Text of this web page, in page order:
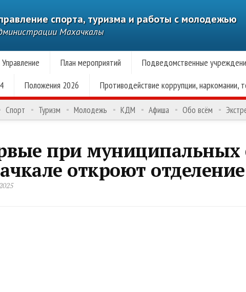
спорта, туризма и работы с молодежью
Махачкалы
Управление План мероприятий Подведомственные
Положения 2026 Противодействие коррупции, наркомании,
Спорт Туризм Молодежь КДМ Афиша Обо всём
при муниципальных
откроют